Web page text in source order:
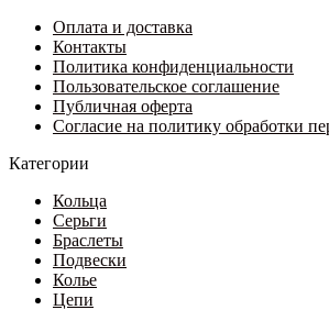
выбрать
на
странице
товара.
59
080 ₽.
540 ₽.
Оплата и доставка
Контакты
Политика конфиденциальности
Пользовательское соглашение
Публичная оферта
Согласие на политику обработки
Категории
Кольца
Серьги
Браслеты
Подвески
Колье
Цепи